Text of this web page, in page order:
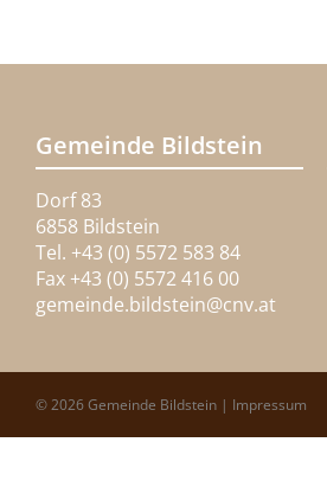
Gemeinde Bildstein
Dorf 83
6858 Bildstein
Tel. +43 (0) 5572 583 84
Fax +43 (0) 5572 416 00
gemeinde.bildstein@cnv.at
© 2026 Gemeinde Bildstein | Impressum